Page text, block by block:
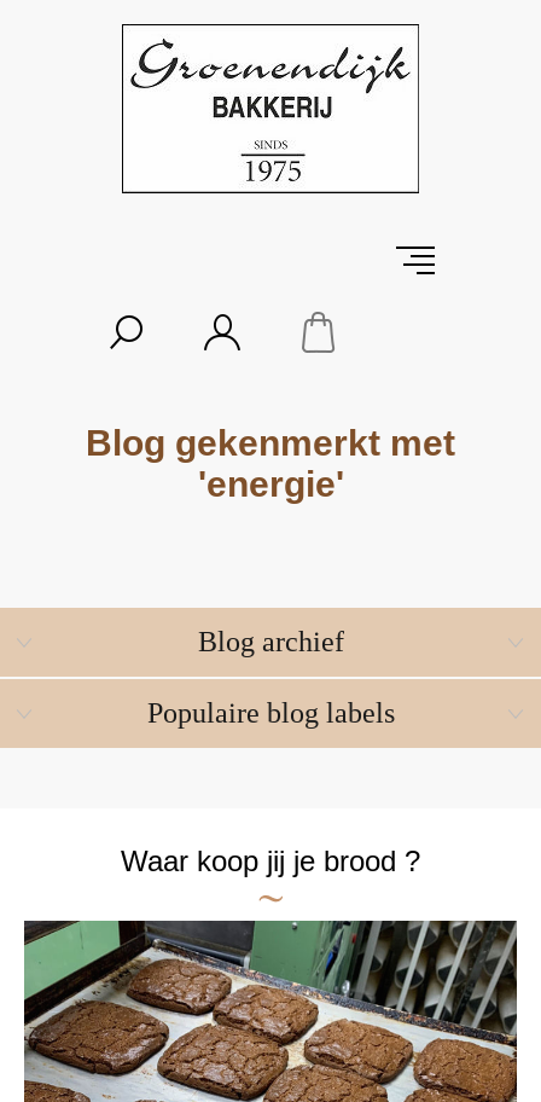
Blog gekenmerkt met
'energie'
Blog archief
Populaire blog labels
Waar koop jij je brood ?